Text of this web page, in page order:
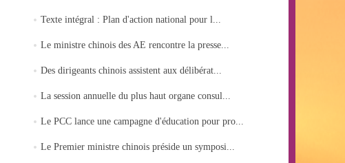
Texte intégral : Plan d'action national pour l...
Le ministre chinois des AE rencontre la presse...
Des dirigeants chinois assistent aux délibérat...
La session annuelle du plus haut organe consul...
Le PCC lance une campagne d'éducation pour pro...
Le Premier ministre chinois préside un symposi...